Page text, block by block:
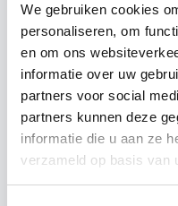
We gebruiken cookies
personaliseren, om
en om ons
informatie over uw
partners voor social
partners kunnen deze
informatie die u aan ze
verzameld op basis van
€
500 €
1000 €